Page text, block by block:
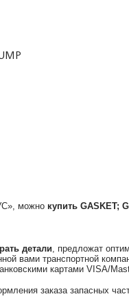
можно купить GASKET;
детали, предложат
вами транспортной
картами VISA/
заказа запасных